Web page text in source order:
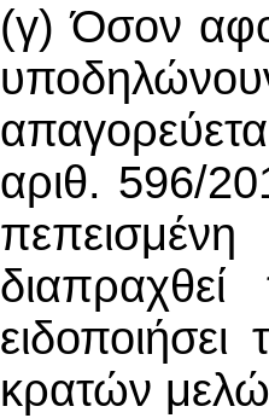
(γ) Όσον
αριθ. 596/
κρατών